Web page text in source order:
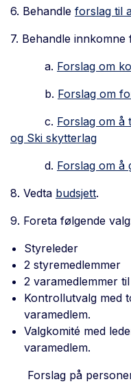
6. Behandle forslag til
7. Behandle innkomne
a. Forslag om
b. Forslag om
c. Forslag om å
og Ski skytterlag
d. Forslag om å
8. Vedta budsjett.
9. Foreta følgende
Styreleder
2 styremedlemmer
2 varamedlemmer
Kontrollutvalg med
varamedlem.
Valgkomité med
varamedlem.
Forslag på